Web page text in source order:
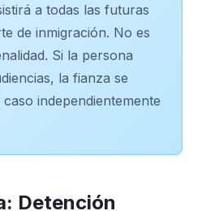
a todas las futuras
de inmigración. No es
Si la persona
la fianza se
independientemente
Detención